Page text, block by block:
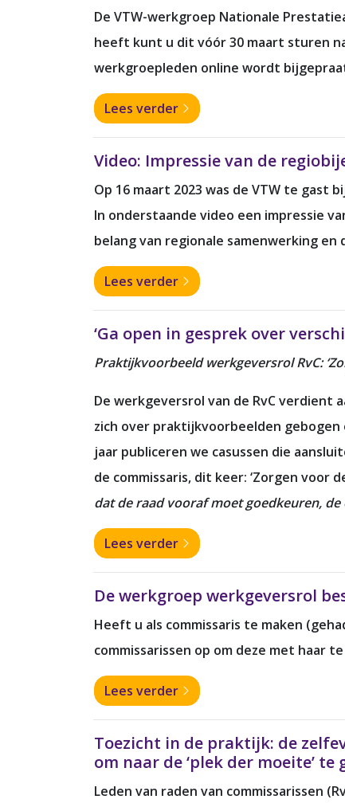
De VTW-werkgroep Nationale
heeft kunt u dit vóór 30 maart sturen
werkgroepleden online wordt
Lees verder
Video: Impressie van de
Op 16 maart 2023 was de VTW te gast
In onderstaande video een impressie
belang van regionale samenwerking
Lees verder
‘Ga open in gesprek over
Praktijkvoorbeeld werkgeversrol RvC:
De werkgeversrol van de RvC verdient
zich over praktijkvoorbeelden
jaar publiceren we casussen die
de commissaris, dit keer: ‘Zorgen voor
dat de raad vooraf moet goedkeuren,
Lees verder
De werkgroep werkgeversrol
Heeft u als commissaris te maken
commissarissen op om deze met haar
Lees verder
Toezicht in de praktijk: de
om naar de ‘plek der moeite’ te
Leden van raden van commissarissen